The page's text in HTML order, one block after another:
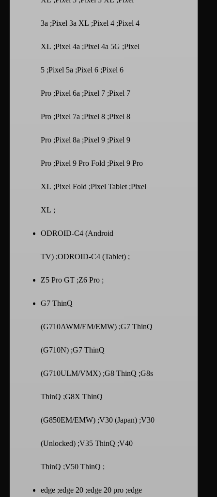
3a ;Pixel 3a XL ;Pixel 4 ;Pixel 4
XL ;Pixel 4a ;Pixel 4a 5G ;Pixel
5 ;Pixel 5a ;Pixel 6 ;Pixel 6
Pro ;Pixel 6a ;Pixel 7 ;Pixel 7
Pro ;Pixel 7a ;Pixel 8 ;Pixel 8
Pro ;Pixel 8a ;Pixel 9 ;Pixel 9
Pro ;Pixel 9 Pro Fold ;Pixel 9 Pro
XL ;Pixel Fold ;Pixel Tablet ;Pixel
XL ;
ODROID-C4 (Android
TV) ;ODROID-C4 (Tablet) ;
Z5 Pro GT ;Z6 Pro ;
G7 ThinQ
(G710AWM/EM/EMW) ;G7 ThinQ
(G710N) ;G7 ThinQ
(G710ULM/VMX) ;G8 ThinQ ;G8s
ThinQ ;G8X ThinQ
(G850EM/EMW) ;V30 (Japan) ;V30
(Unlocked) ;V35 ThinQ ;V40
ThinQ ;V50 ThinQ ;
edge ;edge 20 ;edge 20 pro ;edge